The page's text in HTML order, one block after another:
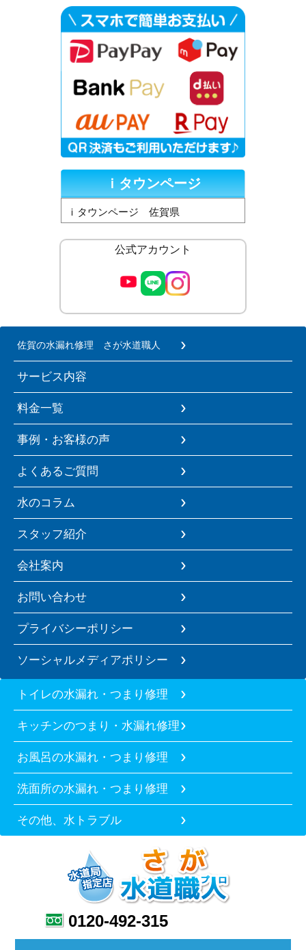
ｉタウンページ
ｉタウンページ 佐賀県
公式アカウント
佐賀の水漏れ修理 さが水道職人
サービス内容
料金一覧
事例・お客様の声
よくあるご質問
水のコラム
スタッフ紹介
会社案内
お問い合わせ
プライバシーポリシー
ソーシャルメディアポリシー
トイレの水漏れ・つまり修理
キッチンのつまり・水漏れ修理
お風呂の水漏れ・つまり修理
洗面所の水漏れ・つまり修理
その他、水トラブル
0120-492-315